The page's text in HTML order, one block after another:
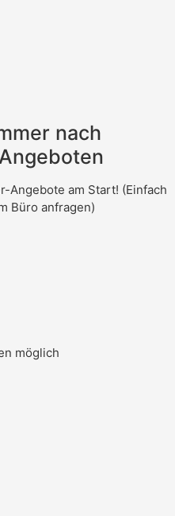
nach
Angebote am Start! (Einfach
Büro anfragen)
möglich